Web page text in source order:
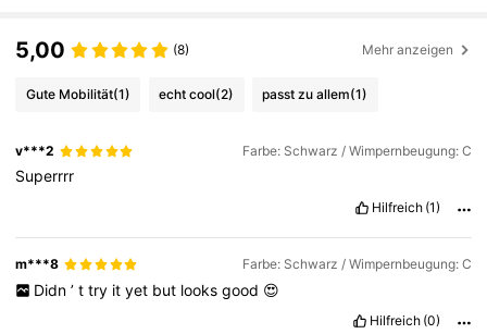
5,00 (8) Mehr anzeigen
Gute Mobilität(1) echt cool(2) passt zu allem(1)
v***2 Farbe: Schwarz / Wimpernbeugung: C
Superrrr
Hilfreich (1)
m***8 Farbe: Schwarz / Wimpernbeugung: C
Didn ’ t try it yet but looks good 😍
Hilfreich (0)